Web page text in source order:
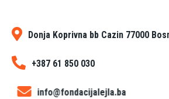
Donja Koprivna bb Cazin 77000
+387 61 850 030
info@fondacijalejla.ba